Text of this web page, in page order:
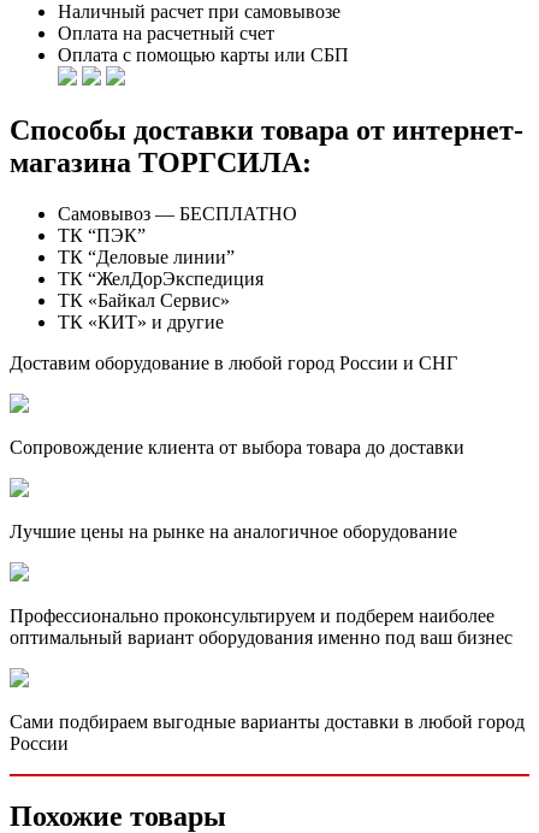
Наличный расчет при самовывозе
Оплата на расчетный счет
Оплата с помощью карты или СБП
Способы доставки товара от интернет-
магазина ТОРГСИЛА:
Самовывоз — БЕСПЛАТНО
ТК “ПЭК”
ТК “Деловые линии”
ТК “ЖелДорЭкспедиция
ТК «Байкал Сервис»
ТК «КИТ» и другие
Доставим оборудование в любой город России и СНГ
Сопровождение клиента от выбора товара до доставки
Лучшие цены на рынке на аналогичное оборудование
Профессионально проконсультируем и подберем наиболее
оптимальный вариант оборудования именно под ваш бизнес
Сами подбираем выгодные варианты доставки в любой город
России
Похожие товары